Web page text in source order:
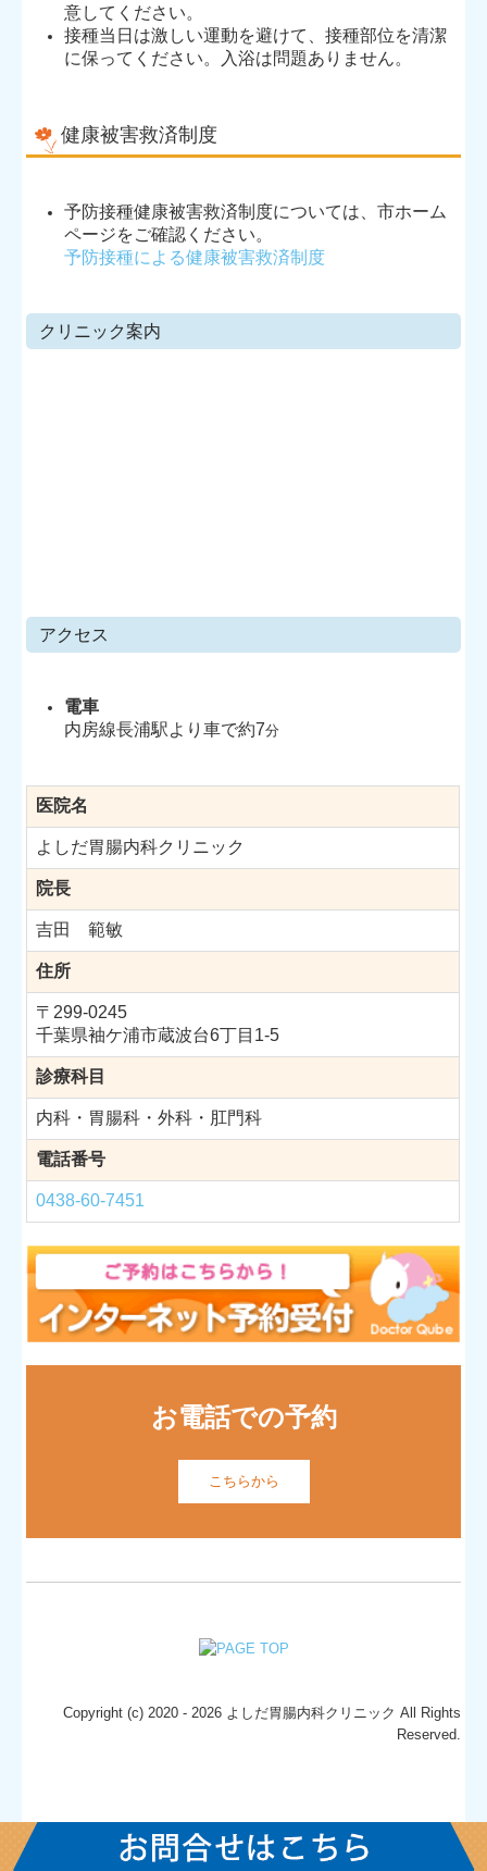
クリニック案内
アクセス
電車
内房線長浦駅より車で約7分
医院名
よしだ胃腸内科クリニック
院長
吉田 範敏
住所
〒299-0245
千葉県袖ケ浦市蔵波台6丁目1-5
診療科目
内科・胃腸科・外科・肛門科
電話番号
0438-60-7451
お電話での予約
こちらから
意してください。
接種当日は激しい運動を避けて、接種部位を清潔
に保ってください。入浴は問題ありません。
健康被害救済制度
予防接種健康被害救済制度については、市ホーム
ページをご確認ください。
予防接種による健康被害救済制度
Copyright (c) 2020 - 2026 よしだ胃腸内科クリニック All Rights
Reserved.